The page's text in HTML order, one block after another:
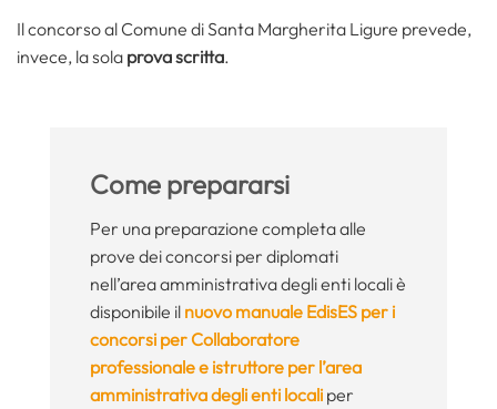
Il concorso al Comune di Santa Margherita Ligure prevede,
invece, la sola prova scritta.
Come prepararsi
Per una preparazione completa alle
prove dei concorsi per diplomati
nell’area amministrativa degli enti locali è
disponibile il nuovo manuale EdisES per i
concorsi per Collaboratore
professionale e istruttore per l’area
amministrativa degli enti localiper